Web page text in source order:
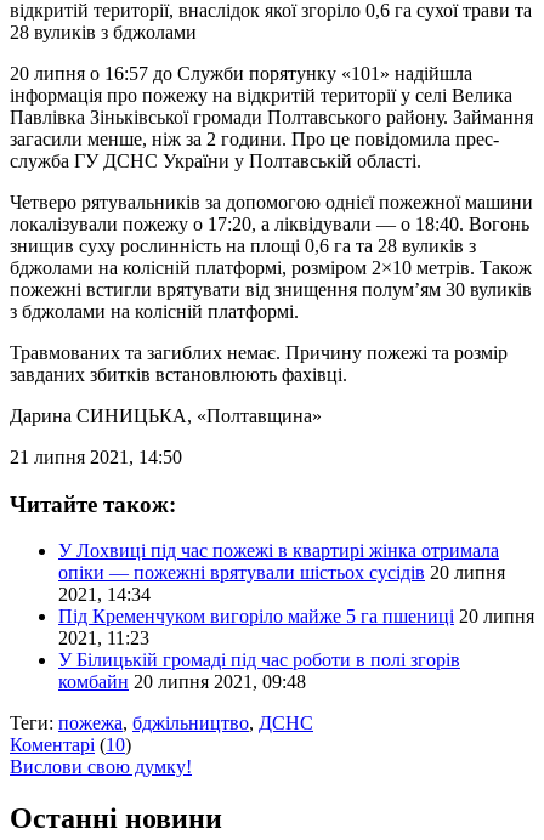
відкритій території, внаслідок якої згоріло 0,6 га сухої трави та
28 вуликів з бджолами
20 липня о 16:57 до Служби порятунку «101» надійшла
інформація про пожежу на відкритій території у селі Велика
Павлівка Зіньківської громади Полтавського району. Займання
загасили менше, ніж за 2 години. Про це повідомила прес-
служба ГУ ДСНС України у Полтавській області.
Четверо рятувальників за допомогою однієї пожежної машини
локалізували пожежу о 17:20, а ліквідували — о 18:40. Вогонь
знищив суху рослинність на площі 0,6 га та 28 вуликів з
бджолами на колісній платформі, розміром 2×10 метрів. Також
пожежні встигли врятувати від знищення полум’ям 30 вуликів
з бджолами на колісній платформі.
Травмованих та загиблих немає. Причину пожежі та розмір
завданих збитків встановлюють фахівці.
Дарина СИНИЦЬКА, «Полтавщина»
21 липня 2021, 14:50
Читайте також:
У Лохвиці під час пожежі в квартирі жінка отримала
опіки — пожежні врятували шістьох сусідів 20 липня
2021, 14:34
Під Кременчуком вигоріло майже 5 га пшениці 20 липня
2021, 11:23
У Білицькій громаді під час роботи в полі згорів
комбайн 20 липня 2021, 09:48
Теги: пожежа, бджільництво, ДСНС
Коментарі (10)
Вислови свою думку!
Останні новини